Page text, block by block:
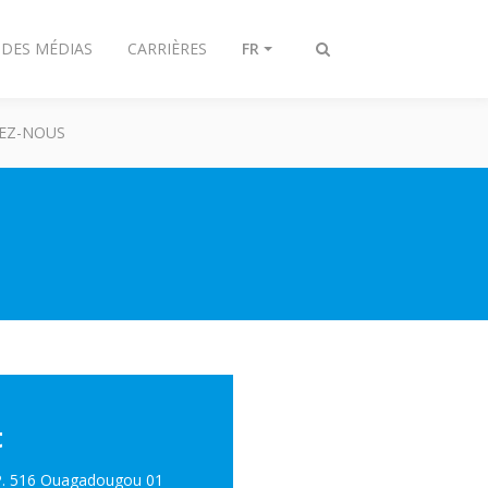
Afficher/masquer
MÉDIAS CARRIÈRES FR
NOUS
516 Ouagadougou 01